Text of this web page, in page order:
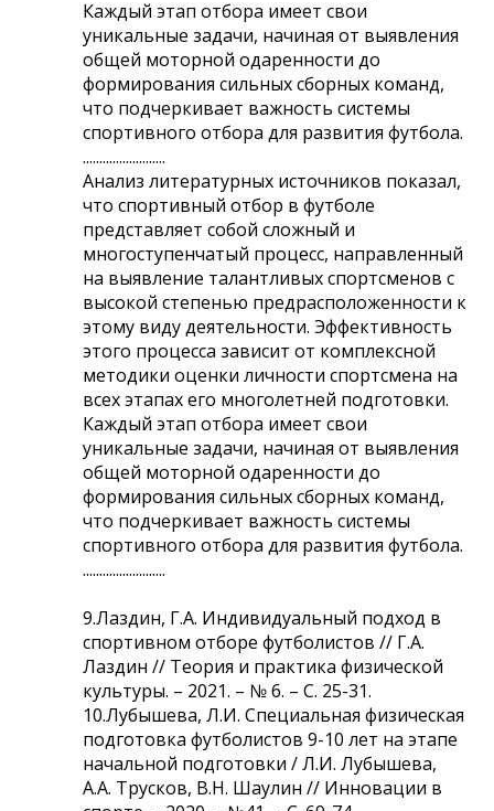
Каждый этап отбора имеет свои
уникальные задачи, начиная от выявления
общей моторной одаренности до
формирования сильных сборных команд,
что подчеркивает важность системы
спортивного отбора для развития футбола.
.........................
Анализ литературных источников показал,
что спортивный отбор в футболе
представляет собой сложный и
многоступенчатый процесс, направленный
на выявление талантливых спортсменов с
высокой степенью предрасположенности к
этому виду деятельности. Эффективность
этого процесса зависит от комплексной
методики оценки личности спортсмена на
всех этапах его многолетней подготовки.
Каждый этап отбора имеет свои
уникальные задачи, начиная от выявления
общей моторной одаренности до
формирования сильных сборных команд,
что подчеркивает важность системы
спортивного отбора для развития футбола.
.........................
9.Лаздин, Г.А. Индивидуальный подход в
спортивном отборе футболистов // Г.А.
Лаздин // Теория и практика физической
культуры. – 2021. – № 6. – С. 25-31.
10.Лубышева, Л.И. Специальная физическая
подготовка футболистов 9-10 лет на этапе
начальной подготовки / Л.И. Лубышева,
А.А. Трусков, В.Н. Шаулин // Инновации в